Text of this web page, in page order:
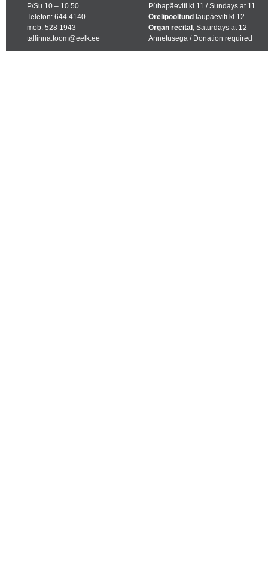
P/Su 10 – 10.50
Telefon: 644 4140
mob: 528 1943
tallinna.toom@eelk.ee
Pühapäeviti kl 11 / Sundays at 11
Orelipooltund laupäeviti kl 12
Organ recital , Saturdays at 12
Annetusega / Donation required